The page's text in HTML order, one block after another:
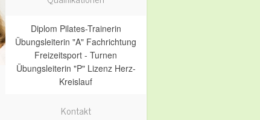
Diplom Pilates-Trainerin
Übungsleiterin "A" Fachrichtung
Freizeitsport - Turnen
Übungsleiterin "P" Lizenz Herz-
Kreislauf
Kontakt